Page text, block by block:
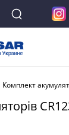
Комплект